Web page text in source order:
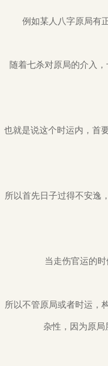
例如某人八字原局有
随着七杀对原局的介入
也就是说这个时运内，首
所以首先日子过得不安逸
当走伤官运的
所以不管原局或者时运，
杂性，因为原局